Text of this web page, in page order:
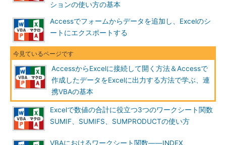
ションの使い方の基本
Accessでフォームからデータを追加し、Excelのシ
ートにエクスポートする
AccessからExcelに接続して開く方法＆Accessで
作成したデータをExcelに出力する方法で学ぶ、連
携VBAの基本
Excelで数値の合計に役立つ3つのワークシート関数
SUMIF、SUMIFS、SUMPRODUCTの使い方
VBAにおけるワークシート関数――INDEX、